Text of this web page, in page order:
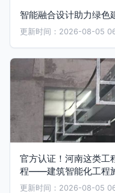
智能融合设计助力绿色
更新时间：2026-08-05
官方认证！河南这类工
程——建筑智能化工程
更新时间：2026-08-05